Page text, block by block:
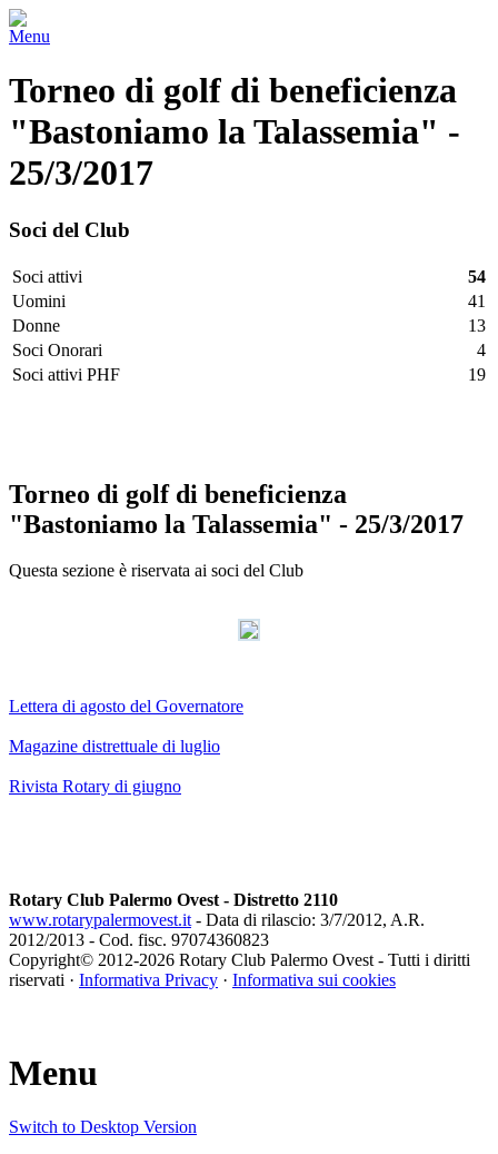
Menu
Torneo di golf di beneficienza
"Bastoniamo la Talassemia" -
25/3/2017
Soci del Club
Soci attivi
54
Uomini
41
Donne
13
Soci Onorari
4
Soci attivi PHF
19
Torneo di golf di beneficienza
"Bastoniamo la Talassemia" - 25/3/2017
Questa sezione è riservata ai soci del Club
Kekeljevic.
Lettera di agosto del Governatore
Magazine distrettuale di luglio
Rivista Rotary di giugno
Rotary Club Palermo Ovest - Distretto 2110
www.rotarypalermovest.it- Data di rilascio: 3/7/2012, A.R.
2012/2013 - Cod. fisc. 97074360823
Copyright© 2012-2026 Rotary Club Palermo Ovest - Tutti i diritti
riservati · Informativa Privacy · Informativa sui cookies
Menu
Switch to Desktop Version